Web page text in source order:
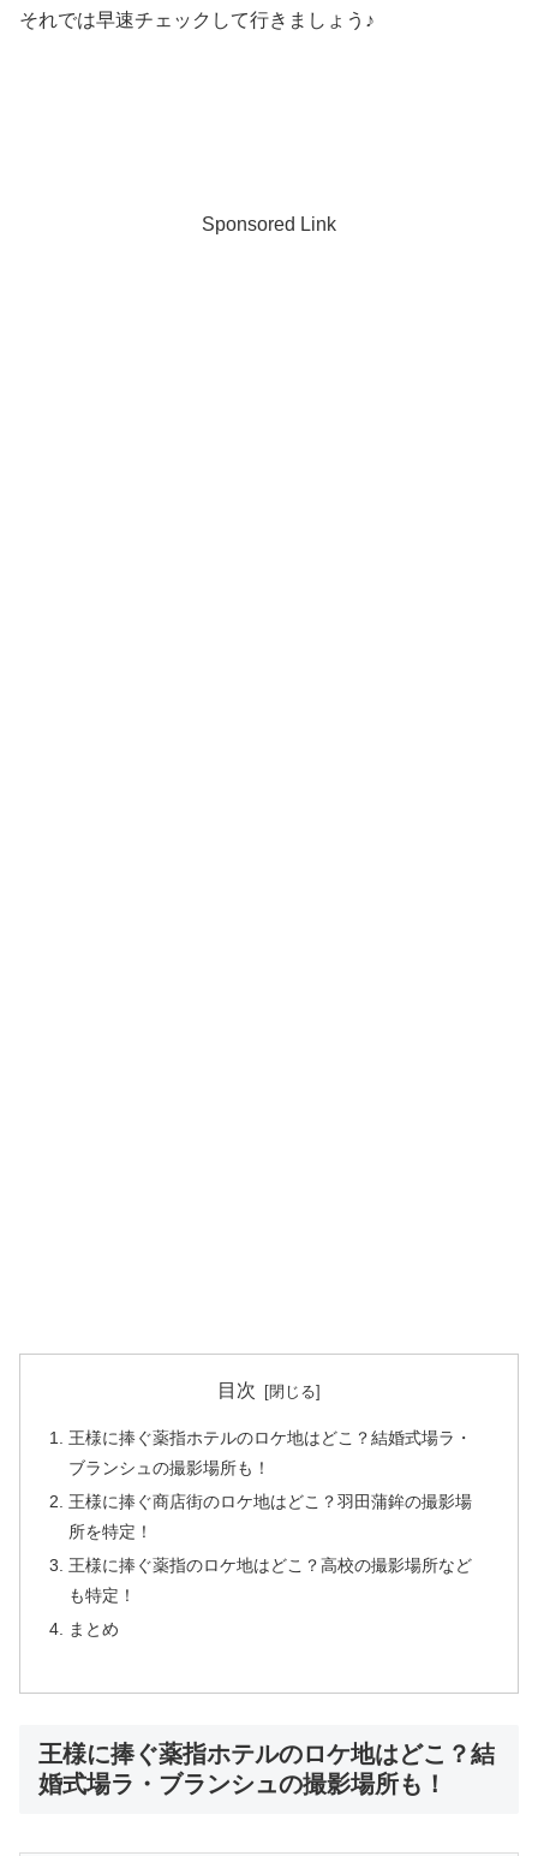
それでは早速チェックして行きましょう♪
Sponsored Link
目次
王様に捧ぐ薬指ホテルのロケ地はどこ？結婚式場ラ・
ブランシュの撮影場所も！
王様に捧ぐ商店街のロケ地はどこ？羽田蒲鉾の撮影場
所を特定！
王様に捧ぐ薬指のロケ地はどこ？高校の撮影場所など
も特定！
まとめ
王様に捧ぐ薬指ホテルのロケ地はどこ？結
婚式場ラ・ブランシュの撮影場所も！